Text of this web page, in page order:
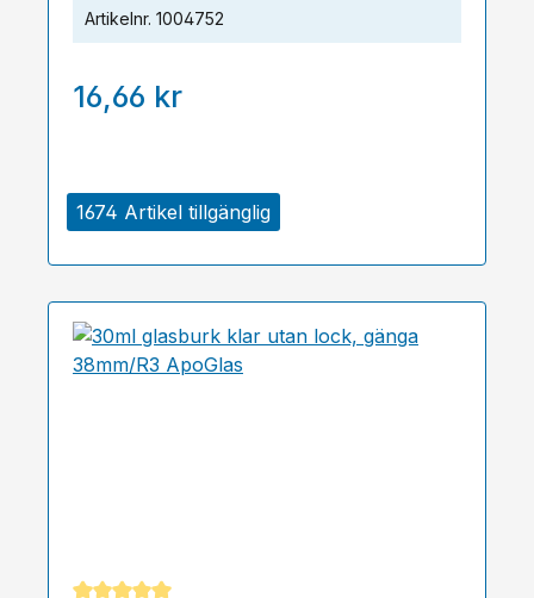
1674 Artikel tillgänglig
Artikelnr. 1004752
16,66 kr